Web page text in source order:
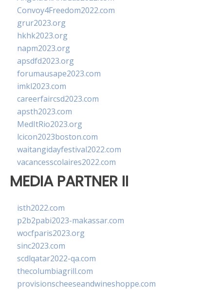
Convoy4Freedom2022.com
grur2023.org
hkhk2023.org
napm2023.org
apsdfd2023.org
forumausape2023.com
imkl2023.com
careerfaircsd2023.com
apsth2023.com
MedItRio2023.org
lcicon2023boston.com
waitangidayfestival2022.com
vacancesscolaires2022.com
MEDIA PARTNER II
isth2022.com
p2b2pabi2023-makassar.com
wocfparis2023.org
sinc2023.com
scdlqatar2022-qa.com
thecolumbiagrill.com
provisionscheeseandwineshoppe.com